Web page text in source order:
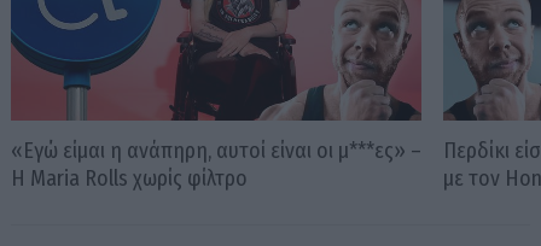
«Εγώ είμαι η ανάπηρη, αυτοί είναι οι μ***ες» –
Η Maria Rolls χωρίς φίλτρο
Περδίκι
με τον